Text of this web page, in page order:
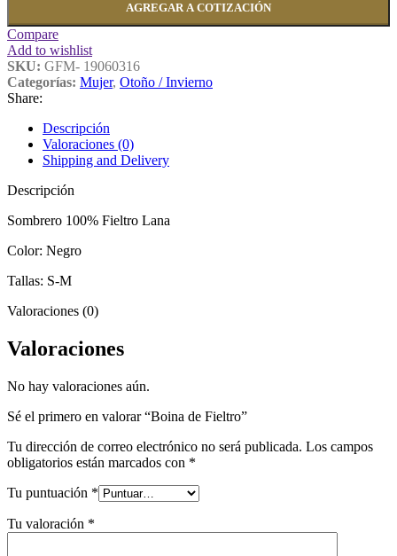
AGREGAR A COTIZACIÓN
Compare
Add to wishlist
SKU: GFM- 19060316
Categorías: Mujer, Otoño / Invierno
Share:
Descripción
Valoraciones (0)
Shipping and Delivery
Descripción
Sombrero 100% Fieltro Lana
Color: Negro
Tallas: S-M
Valoraciones (0)
Valoraciones
No hay valoraciones aún.
Sé el primero en valorar “Boina de Fieltro”
Tu dirección de correo electrónico no será publicada. Los campos
obligatorios están marcados con *
Tu puntuación *
Tu valoración *